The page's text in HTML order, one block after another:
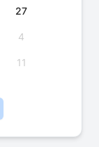
27
4
11